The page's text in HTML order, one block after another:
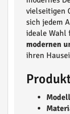
vielseitigen
sich jedem
ideale Wahl
modernen
ihren
Modell